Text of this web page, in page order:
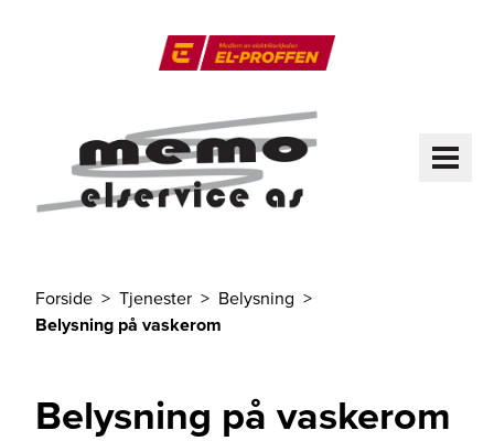
Du er her
Forside Tjenester
Belysning
Belysning på vaskerom
Belysning på vaskerom